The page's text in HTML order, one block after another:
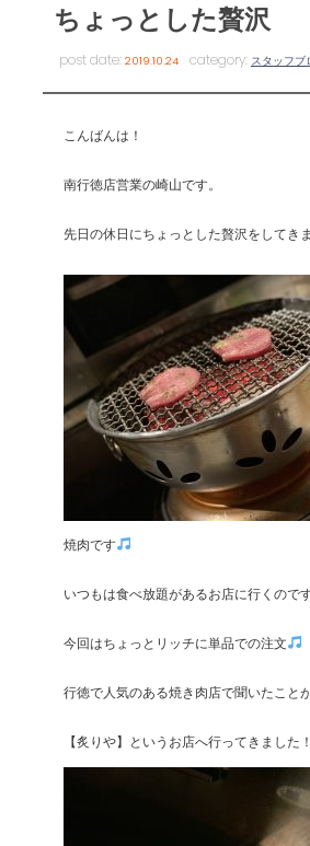
ちょっとした贅沢
post date:2019.10.24 category: スタッフブ
こんばんは！
南行徳店営業の崎山です。
先日の休日にちょっとした贅沢をしてきま
焼肉です
いつもは食べ放題があるお店に行くので
今回はちょっとリッチに単品での注文
行徳で人気のある焼き肉店で聞いたこと
【炙りや】というお店へ行ってきました！